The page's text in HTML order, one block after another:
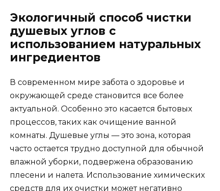
Экологичный способ чистки
душевых углов с
использованием натуральных
ингредиентов
В современном мире забота о здоровье и
окружающей среде становится все более
актуальной. Особенно это касается бытовых
процессов, таких как очищение ванной
комнаты. Душевые углы — это зона, которая
часто остается трудно доступной для обычной
влажной уборки, подвержена образованию
плесени и налета. Использование химических
средств для их очистки может негативно